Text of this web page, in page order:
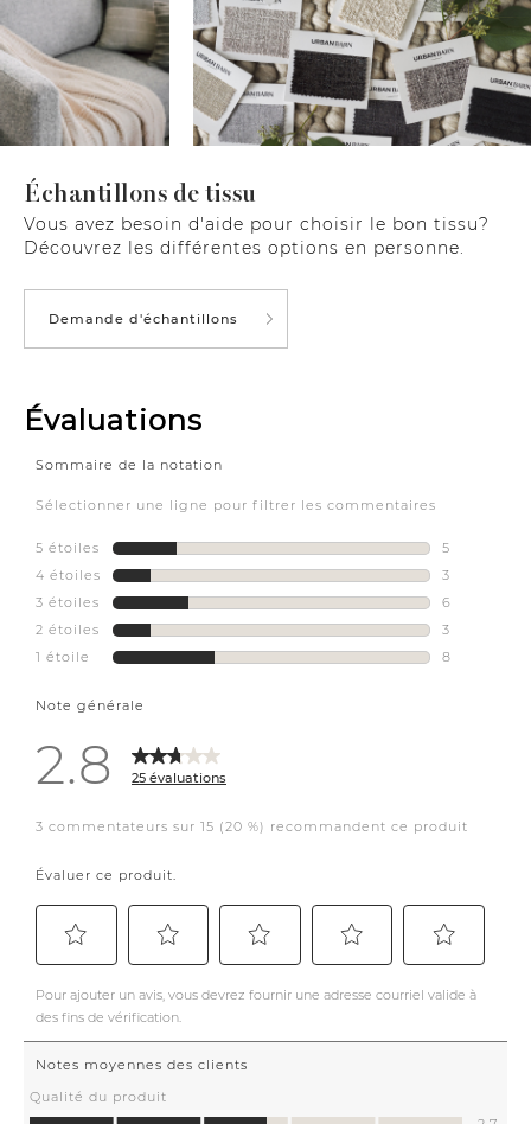
Échantillons de tissu
Vous avez besoin d'aide pour choisir le bon tissu?
Découvrez les différentes options en personne.
Demande d'échantillons